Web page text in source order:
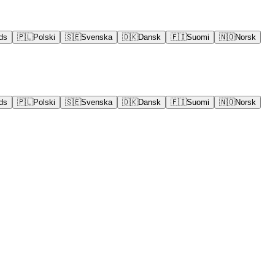
🇵🇱Polski 🇸🇪Svenska 🇩🇰Dansk 🇫🇮Suomi 🇳🇴Norsk
🇵🇱Polski 🇸🇪Svenska 🇩🇰Dansk 🇫🇮Suomi 🇳🇴Norsk